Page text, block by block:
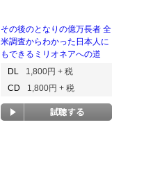
その後のとなりの億万長者 全
米調査からわかった日本人に
もできるミリオネアへの道
DL
1,800円 + 税
CD
1,800円 + 税